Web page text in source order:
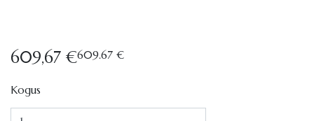
609,67 €609.67 €
Kogus